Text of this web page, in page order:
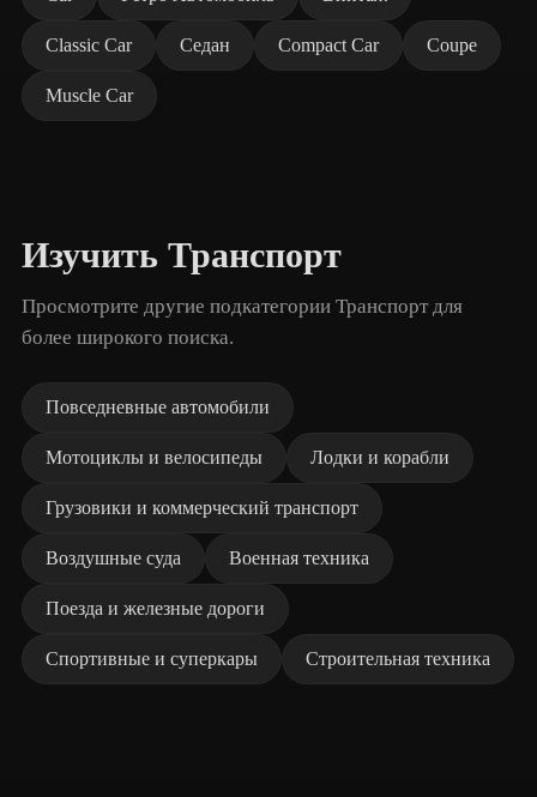
Classic Car Седан Compact Car Coupe
Muscle Car
Изучить Транспорт
Просмотрите другие подкатегории Транспорт для
более широкого поиска.
Повседневные автомобили
Мотоциклы и велосипеды Лодки и корабли
Грузовики и коммерческий транспорт
Воздушные суда Военная техника
Поезда и железные дороги
Спортивные и суперкары Строительная техника